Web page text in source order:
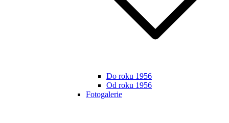
Do roku 1956
Od roku 1956
Fotogalerie